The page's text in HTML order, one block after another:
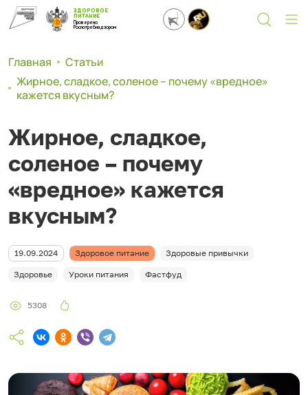
ЗДОРОВОЕ
ПИТАНИЕ
Проверено
Роспотребнадзором
Главная
Статьи
Жирное, сладкое, соленое – почему «вредное»
кажется вкусным?
Жирное, сладкое,
соленое – почему
«вредное» кажется
вкусным?
19.09.2024 Здоровое питание Здоровые привычки
Здоровье Уроки питания Фастфуд
5308